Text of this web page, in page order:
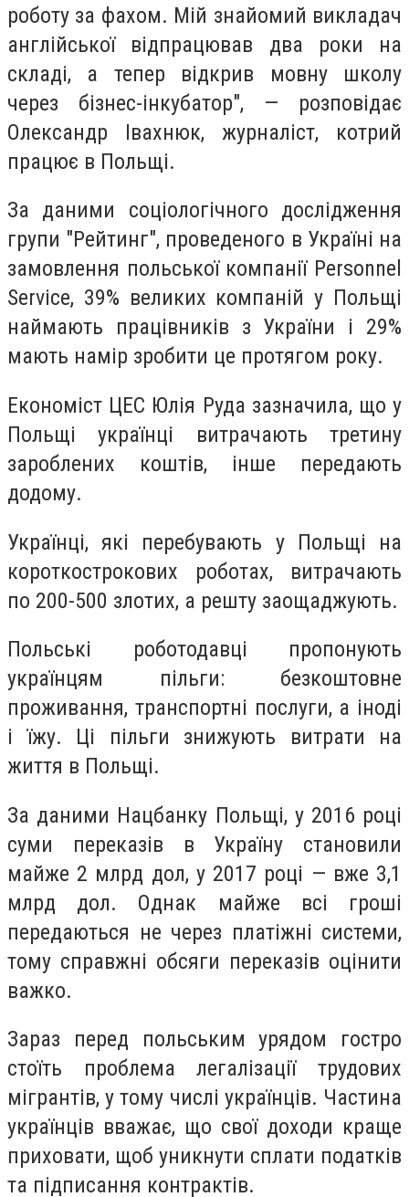
роботу за фахом. Мій знайомий викладач
англійської відпрацював два роки на
складі, а тепер відкрив мовну школу
через бізнес-інкубатор", — розповідає
Олександр Івахнюк, журналіст, котрий
працює в Польщі.
За даними соціологічного дослідження
групи "Рейтинг", проведеного в Україні на
замовлення польської компанії Personnel
Service, 39% великих компаній у Польщі
наймають працівників з України і 29%
мають намір зробити це протягом року.
Економіст ЦЕС Юлія Руда зазначила, що у
Польщі українці витрачають третину
зароблених коштів, інше передають
додому.
Українці, які перебувають у Польщі на
короткострокових роботах, витрачають
по 200-500 злотих, а решту заощаджують.
Польські роботодавці пропонують
українцям пільги: безкоштовне
проживання, транспортні послуги, а іноді
і їжу. Ці пільги знижують витрати на
життя в Польщі.
За даними Нацбанку Польщі, у 2016 році
суми переказів в Україну становили
майже 2 млрд дол, у 2017 році — вже 3,1
млрд дол. Однак майже всі гроші
передаються не через платіжні системи,
тому справжні обсяги переказів оцінити
важко.
Зараз перед польським урядом гостро
стоїть проблема легалізації трудових
мігрантів, у тому числі українців. Частина
українців вважає, що свої доходи краще
приховати, щоб уникнути сплати податків
та підписання контрактів.